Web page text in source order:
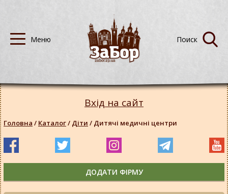
Вхід на сайт
Головна / Каталог/ Діти / Дитячі медичні центри
ДОДАТИ ФІРМУ